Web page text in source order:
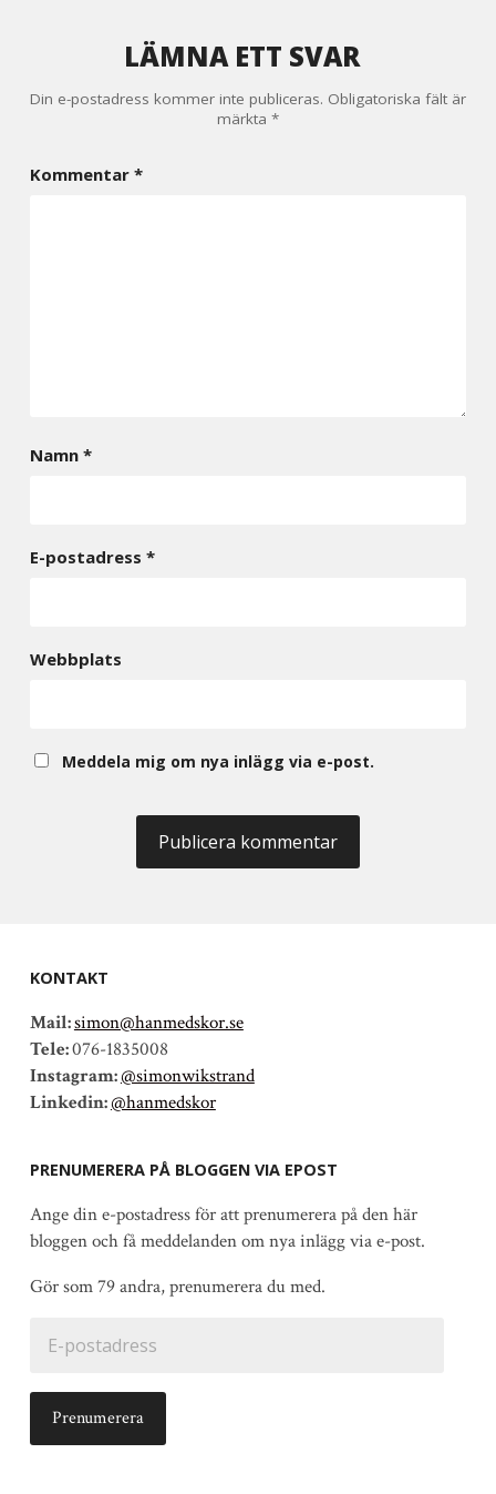
LÄMNA ETT SVAR
Din e-postadress kommer inte publiceras. Obligatoriska fält är
märkta *
Kommentar *
Namn *
E-postadress *
Webbplats
Meddela mig om nya inlägg via e-post.
KONTAKT
Mail:simon@hanmedskor.se
Tele:076-1835008
Instagram:@simonwikstrand
Linkedin:@hanmedskor
PRENUMERERA PÅ BLOGGEN VIA EPOST
Ange din e-postadress för att prenumerera på den här
bloggen och få meddelanden om nya inlägg via e-post.
Gör som 79 andra, prenumerera du med.
postadress
Prenumerera